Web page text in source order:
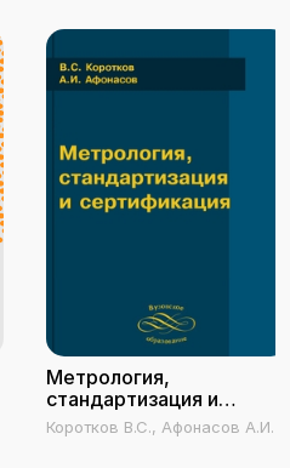
Метрология,
стандартизация и
сертификация
Коротков В.С., Афонасов А.И.